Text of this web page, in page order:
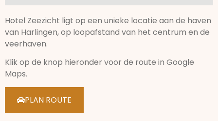
Hotel Zeezicht ligt op een unieke locatie aan de haven
van Harlingen, op loopafstand van het centrum en de
veerhaven.
Klik op de knop hieronder voor de route in Google
Maps.
PLAN ROUTE